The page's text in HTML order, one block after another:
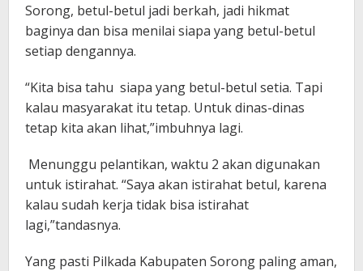
Sorong, betul-betul jadi berkah, jadi hikmat
baginya dan bisa menilai siapa yang betul-betul
setiap dengannya.
“Kita bisa tahu siapa yang betul-betul setia. Tapi
kalau masyarakat itu tetap. Untuk dinas-dinas
tetap kita akan lihat,”imbuhnya lagi.
Menunggu pelantikan, waktu 2 akan digunakan
untuk istirahat. “Saya akan istirahat betul, karena
kalau sudah kerja tidak bisa istirahat
lagi,”tandasnya.
Yang pasti Pilkada Kabupaten Sorong paling aman,